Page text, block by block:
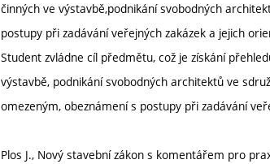
činných ve výstavbě,podnikání svobodných
postupy při zadávání veřejných zakázek a jejich
Student zvládne cíl předmětu, což je získání
výstavbě, podnikání svobodných architektů ve
omezeným, obeznámení s postupy při zadávání
Plos J., Nový stavební zákon s komentářem pro